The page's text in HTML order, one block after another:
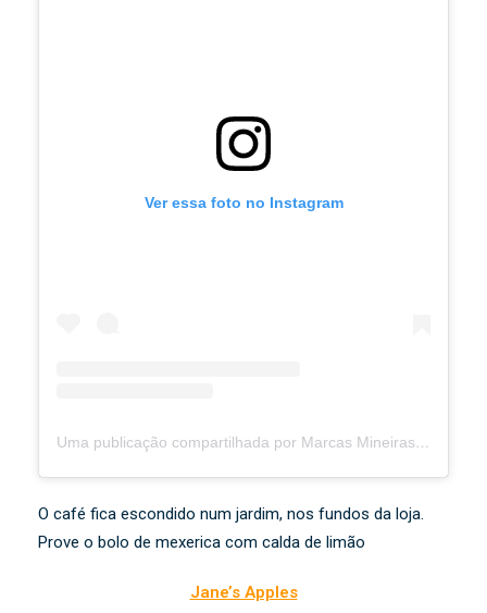
Ver essa foto no Instagram
Uma publicação compartilhada por Marcas Mineiras - Loja e Café (@marcasmineiras_loja_cafe)
O café fica escondido num jardim, nos fundos da loja.
Prove o bolo de mexerica com calda de limão
Jane’s Apples